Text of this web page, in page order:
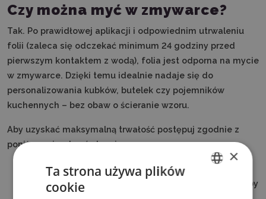
Czy można myć w zmywarce?
Tak. Po prawidłowej aplikacji i odpowiednim utrwaleniu
folii (zaleca się odczekać minimum 24 godziny przed
pierwszym kontaktem z wodą), folia jest odporna na mycie
w zmywarce. Dzięki temu idealnie nadaje się do
personalizowania kubków, butelek czy pojemników
kuchennych – bez obaw o ścieranie wzoru.
Aby uzyskać maksymalną trwałość postępuj zgodnie z
poniższymi wskazówkami:
Upewnij się, że projekt z folii jest nałożony na
powierzchnię nadającą się do mycia w zmywarce. Aby
×
Ta strona używa plików
cookie